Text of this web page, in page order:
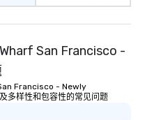
transportation pick-
as well as an event
experience, we can
glittering lights of The
Memorable
San Francisco -
Francisco - Newly
多样性和包容性的常见问题